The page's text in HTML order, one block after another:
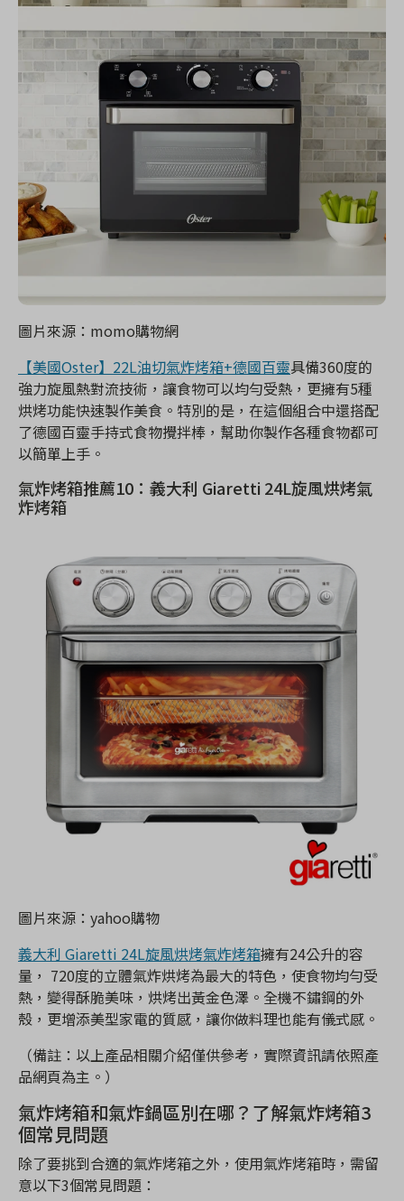
圖片來源：momo購物網
【美國Oster】22L油切氣炸烤箱+德國百靈具備360度的
強力旋風熱對流技術，讓食物可以均勻受熱，更擁有5種
烘烤功能快速製作美食。特別的是，在這個組合中還搭配
了德國百靈手持式食物攪拌棒，幫助你製作各種食物都可
以簡單上手。
氣炸烤箱推薦10：義大利 Giaretti 24L旋風烘烤氣
炸烤箱
圖片來源：yahoo購物
義大利 Giaretti 24L旋風烘烤氣炸烤箱擁有24公升的容
量， 720度的立體氣炸烘烤為最大的特色，使食物均勻受
熱，變得酥脆美味，烘烤出黃金色澤。全機不鏽鋼的外
殼，更增添美型家電的質感，讓你做料理也能有儀式感。
（備註：以上產品相關介紹僅供參考，實際資訊請依照產
品網頁為主。）
氣炸烤箱和氣炸鍋區別在哪？了解氣炸烤箱3
個常見問題
除了要挑到合適的氣炸烤箱之外，使用氣炸烤箱時，需留
意以下3個常見問題：